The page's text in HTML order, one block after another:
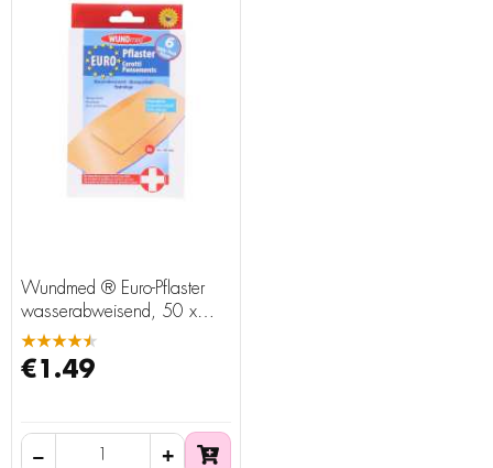
Wundmed ® Euro-Pflaster
wasserabweisend, 50 x
100 mm, 6 Stück
★★★★★
€1.49